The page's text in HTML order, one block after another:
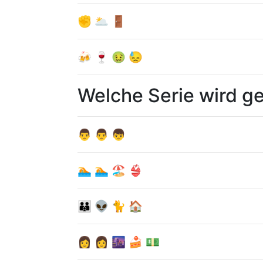
✊ 🌥 🚪
🍻 🍷 🤢 😓
Welche Serie wird
👨 👨 👦
🏊 🏊 🏖 👙
👪 👽 🐈 🏠
👩 👩 🌆 🍰 💵